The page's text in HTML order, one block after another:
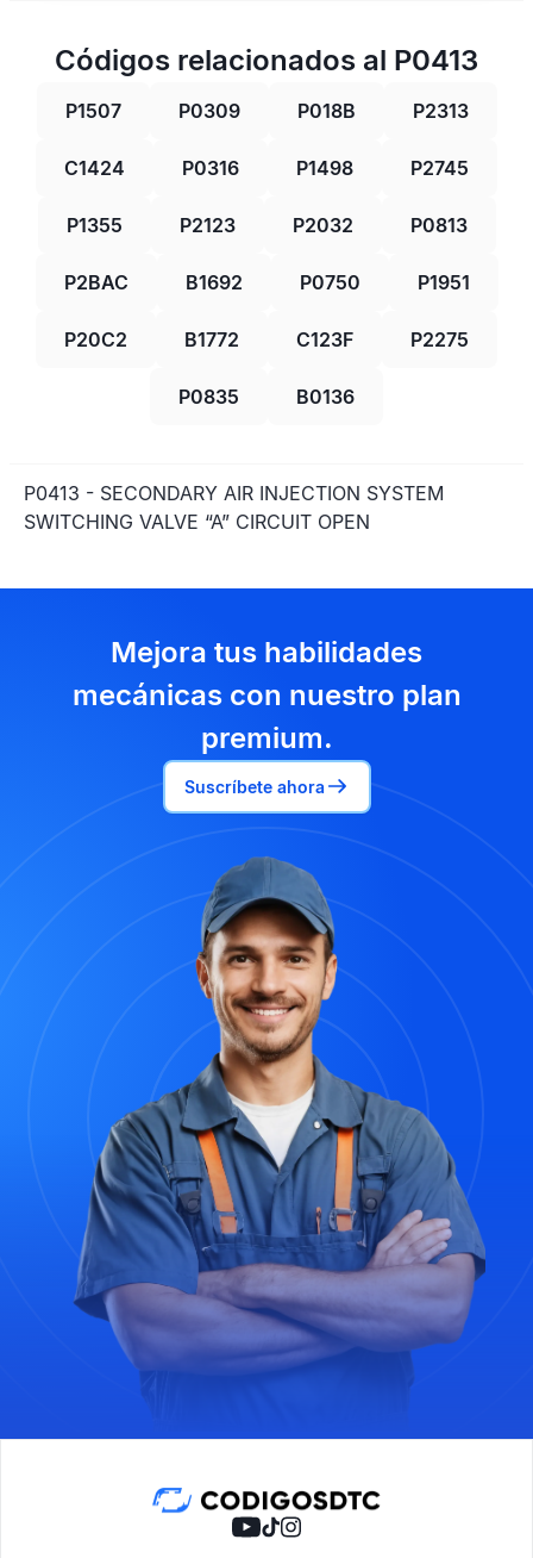
Códigos relacionados al P0413
P1507 P0309 P018B P2313
C1424 P0316 P1498 P2745
P1355 P2123 P2032 P0813
P2BAC B1692 P0750 P1951
P20C2 B1772 C123F P2275
P0835 B0136
P0413 - SECONDARY AIR INJECTION SYSTEM
SWITCHING VALVE “A” CIRCUIT OPEN
Mejora tus habilidades
mecánicas con nuestro plan
premium.
Suscríbete ahora